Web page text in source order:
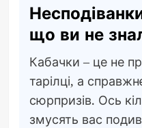
що ви не
Кабачки – це не
тарілці, а
сюрпризів. Ось
змусять вас